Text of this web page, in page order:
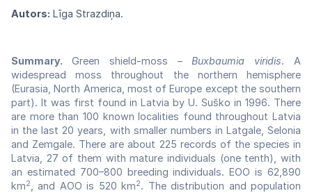
Autors: Līga Strazdiņa.
Summary. Green shield-moss –Buxbaumia viridis. A
widespread moss throughout the northern hemisphere
(Eurasia, North America, most of Europe except the southern
part). It was first found in Latvia by U. Suško in 1996. There
are more than 100 known localities found throughout Latvia
in the last 20 years, with smaller numbers in Latgale, Selonia
and Zemgale. There are about 225 records of the species in
Latvia, 27 of them with mature individuals (one tenth), with
an estimated 700–800 breeding individuals. EOO is 62,890
km2, and AOO is 520 km2. The distribution and population